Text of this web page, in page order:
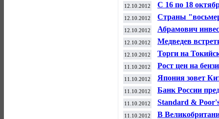
12.10.2012
С 16 по 18
выставка
12.10.2012
Страны
12.10.2012
Абрамович
компанию AFC
12.10.2012
Медведев
увольнения
12.10.2012
Торги на
котировок
11.10.2012 Рост цен на
11.10.2012 Япония зовет
11.10.2012 Банк России
11.10.2012
Standard &
на два пункта с
11.10.2012
В